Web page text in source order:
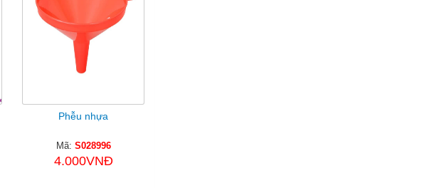
Phễu nhựa
Mã: S028996
4.000VNĐ